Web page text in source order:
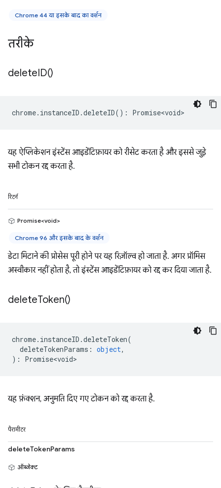
Chrome 44 या इसके बाद का वर्शन
तरीके
deleteID()
chrome. instanceID .deleteID() : Promise<void>
यह ऐप्लिकेशन इंस्टेंस आइडेंटिफ़ायर को रीसेट करता है और इससे जुड़े
सभी टोकन रद्द करता है.
रिटर्न
Promise<void>
Chrome 96 और इसके बाद के वर्शन
डेटा मिटाने की प्रोसेस पूरी होने पर यह रिज़ॉल्व हो जाता है. अगर प्रॉमिस
अस्वीकार नहीं होता है, तो इंस्टेंस आइडेंटिफ़ायर को रद्द कर दिया जाता है.
deleteToken()
chrome. instanceID .deleteToken(
deleteTokenParams : object,
) : Promise<void>
यह फ़ंक्शन, अनुमति दिए गए टोकन को रद्द करता है.
पैरामीटर
deleteTokenParams
ऑब्जेक्ट